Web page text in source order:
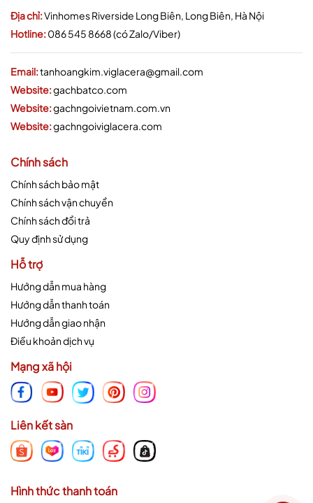
Địa chỉ:Vinhomes Riverside Long Biên, Long Biên, Hà Nội
Hotline:086 545 8668 (có Zalo/Viber)
Email:tanhoangkim.viglacera@gmail.com
Website:gachbatco.com
Website:gachngoivietnam.com.vn
Website:gachngoiviglacera.com
Chính sách
Chính sách bảo mật
Chính sách vận chuyển
Chính sách đổi trả
Quy định sử dụng
Hỗ trợ
Hướng dẫn mua hàng
Hướng dẫn thanh toán
Hướng dẫn giao nhận
Điều khoản dịch vụ
Mạng xã hội
Liên kết sàn
Hình thức thanh toán